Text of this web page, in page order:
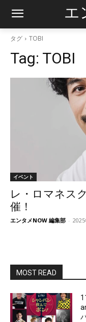
エ
タグ TOBI
Tag: TOBI
イベント
レ・ロマネス
催！
エンタメNOW 編集部 -
MOST READ